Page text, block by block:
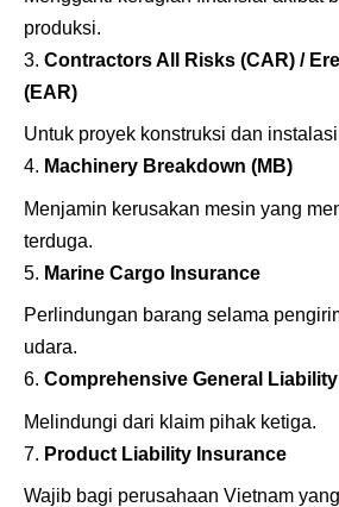
produksi.
Contractors All Risks (CAR) /
(EAR)
Untuk proyek konstruksi dan
Machinery Breakdown (MB)
Menjamin kerusakan mesin yang
terduga.
Marine Cargo Insurance
Perlindungan barang selama
udara.
Comprehensive General Liability
Melindungi dari klaim pihak ketiga.
Product Liability Insurance
Wajib bagi perusahaan Vietnam